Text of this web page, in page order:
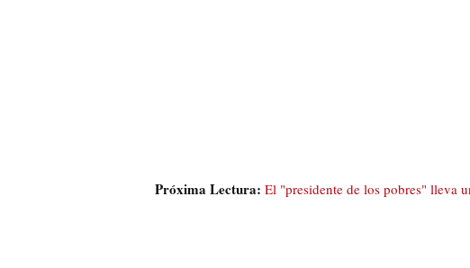
Próxima Lectura: El "presidente de los pobres" lleva